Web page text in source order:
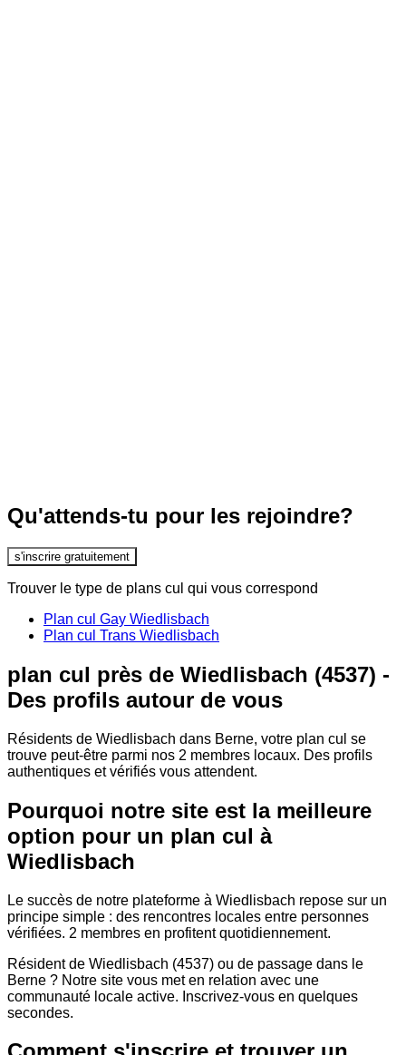
Qu'attends-tu pour les rejoindre?
s'inscrire gratuitement
Trouver le type de plans cul qui vous correspond
Plan cul Gay Wiedlisbach
Plan cul Trans Wiedlisbach
plan cul près de Wiedlisbach (4537) -
Des profils autour de vous
Résidents de Wiedlisbach dans Berne, votre plan cul se
trouve peut-être parmi nos 2 membres locaux. Des profils
authentiques et vérifiés vous attendent.
Pourquoi notre site est la meilleure
option pour un plan cul à
Wiedlisbach
Le succès de notre plateforme à Wiedlisbach repose sur un
principe simple : des rencontres locales entre personnes
vérifiées. 2 membres en profitent quotidiennement.
Résident de Wiedlisbach (4537) ou de passage dans le
Berne ? Notre site vous met en relation avec une
communauté locale active. Inscrivez-vous en quelques
secondes.